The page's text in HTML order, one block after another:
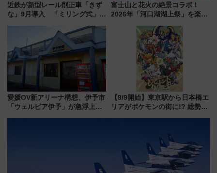
近鉄が新型レール削正車「きず
な」9月導入 「ミリング式」採
化！安全性や乗り心地の向上に
貢献するだけでなく、全線区で
活躍するための仕組みも
富士山と花火の絶景コラボ！
2026年「河口湖湖上祭」を楽し
愛媛OV新アリーナ構想、伊予市
「ウェルピア伊予」が急浮上！
【9/9開始】東京駅から日本橋エ
リアがポケモンの街に!? 総勢